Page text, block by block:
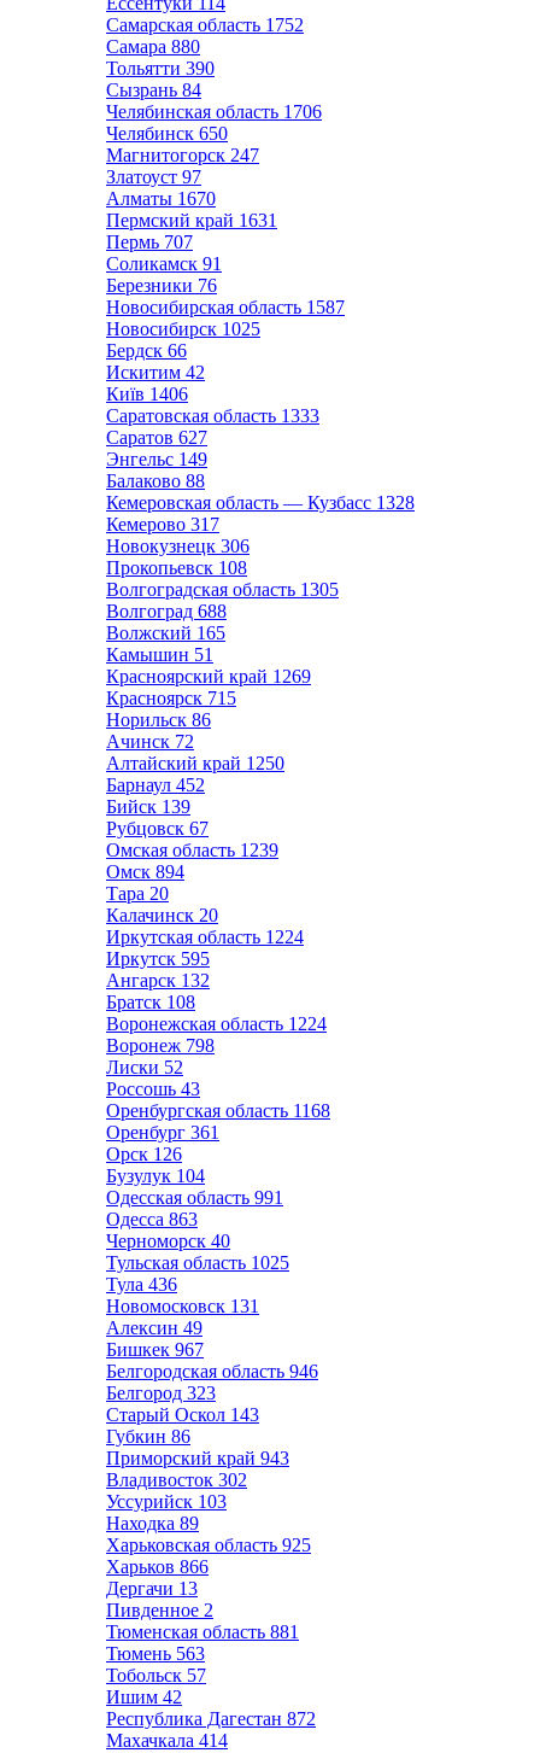
Самарская область 1752
Самара 880
Тольятти 390
Сызрань 84
Челябинская область 1706
Челябинск 650
Магнитогорск 247
Златоуст 97
Алматы 1670
Пермский край 1631
Пермь 707
Соликамск 91
Березники 76
Новосибирская область 1587
Новосибирск 1025
Бердск 66
Искитим 42
Київ 1406
Саратовская область 1333
Саратов 627
Энгельс 149
Балаково 88
Кемеровская область — Кузбасс 1328
Кемерово 317
Новокузнецк 306
Прокопьевск 108
Волгоградская область 1305
Волгоград 688
Волжский 165
Камышин 51
Красноярский край 1269
Красноярск 715
Норильск 86
Ачинск 72
Алтайский край 1250
Барнаул 452
Бийск 139
Рубцовск 67
Омская область 1239
Омск 894
Тара 20
Калачинск 20
Иркутская область 1224
Иркутск 595
Ангарск 132
Братск 108
Воронежская область 1224
Воронеж 798
Лиски 52
Россошь 43
Оренбургская область 1168
Оренбург 361
Орск 126
Бузулук 104
Одесская область 991
Одесса 863
Черноморск 40
Тульская область 1025
Тула 436
Новомосковск 131
Алексин 49
Бишкек 967
Белгородская область 946
Белгород 323
Старый Оскол 143
Губкин 86
Приморский край 943
Владивосток 302
Уссурийск 103
Находка 89
Харьковская область 925
Харьков 866
Дергачи 13
Пивденное 2
Тюменская область 881
Тюмень 563
Тобольск 57
Ишим 42
Республика Дагестан 872
Махачкала 414